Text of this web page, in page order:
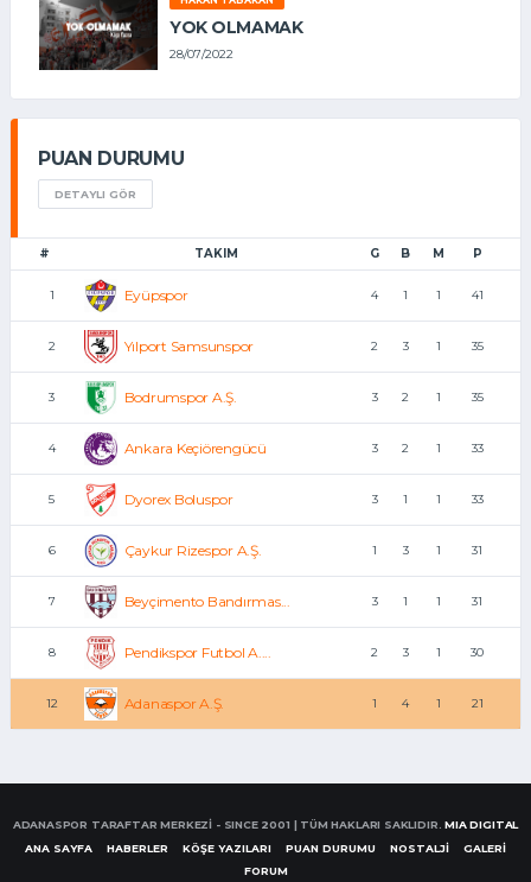
YOK OLMAMAK
28/07/2022
PUAN DURUMU
DETAYLI GÖR
# TAKIM G B M P
1 Eyüpspor 4 1 1 41
2 Yılport Samsunspor 2 3 1 35
3 Bodrumspor A.Ş. 3 2 1 35
4 Ankara Keçiörengücü 3 2 1 33
5 Dyorex Boluspor 3 1 1 33
6 Çaykur Rizespor A.Ş. 1 3 1 31
7 Beyçimento Bandırmas... 3 1 1 31
8 Pendikspor Futbol A.... 2 3 1 30
12 Adanaspor A.Ş. 1 4 1 21
ADANASPOR TARAFTAR MERKEZİ - SINCE 2001 | TÜM HAKLARI SAKLIDIR.MIA DIGITAL
ANA SAYFA
HABERLER KÖŞE YAZILARI PUAN DURUMU NOSTALJİ
GALERİ
FORUM